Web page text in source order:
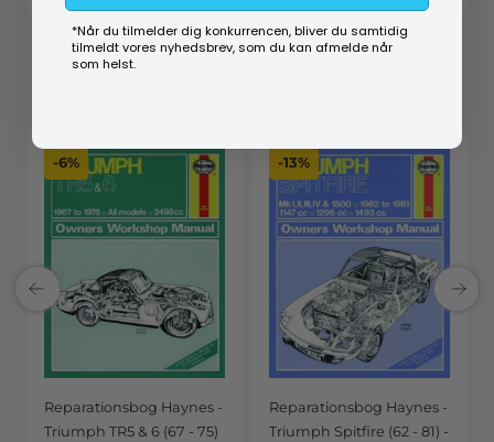
-6%
Reparationsbog Haynes -
Triumph TR5 & 6 (67 - 75)
-13%
Reparationsbog Haynes -
Triumph Spitfire (62 - 81) -
*Når du tilmelder dig konkurrencen, bliver du samtidig
tilmeldt vores nyhedsbrev, som du kan afmelde når
som helst.